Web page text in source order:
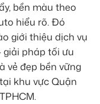
bền màu theo
hiểu rõ. Đó
giới thiệu dịch vụ
giải pháp tối ưu
vẻ đẹp bền vững
khu vực Quận